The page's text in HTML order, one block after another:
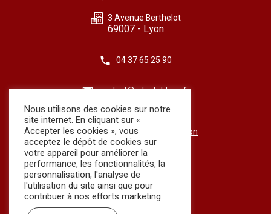
3 Avenue Berthelot
69007 - Lyon
04 37 65 25 90
contact@adaptel-lyon.fr
Contact
Conditions générales d'utilisation
Mutuelle et prévoyance
Horaires
Du lundi au vendredi
Nous utilisons des cookies sur notre
site internet. En cliquant sur «
Accepter les cookies », vous
acceptez le dépôt de cookies sur
votre appareil pour améliorer la
performance, les fonctionnalités, la
personnalisation, l'analyse de
l'utilisation du site ainsi que pour
contribuer à nos efforts marketing.